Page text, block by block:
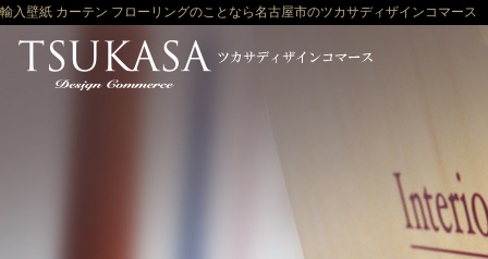
輸入壁紙 カーテン フローリングのことなら名古屋市のツカサディザインコマース